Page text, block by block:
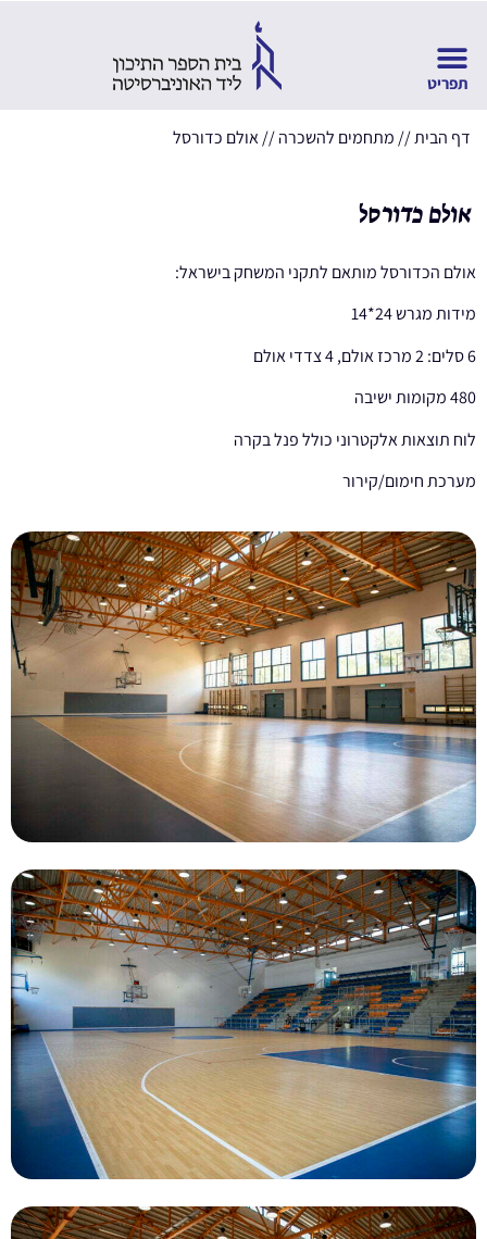
דף הבית// מתחמים להשכרה//אולם כדורסל
אולם כדורסל
אולם הכדורסל מותאם לתקני המשחק בישראל:
מידות מגרש 24*14
6 סלים: 2 מרכז אולם, 4 צדדי אולם
480 מקומות ישיבה
לוח תוצאות אלקטרוני כולל פנל בקרה
מערכת חימום/קירור